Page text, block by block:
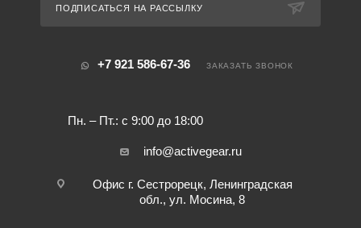
ПОДПИСАТЬСЯ НА РАССЫЛКУ
+7 921 586-67-36
Пн. – Пт.: с 9:00 до 18:00
ЗАКАЗАТЬ ЗВОНОК
info@activegear.ru
Офис г. Сестрорецк, Ленинградская
обл., ул. Мосина, 8